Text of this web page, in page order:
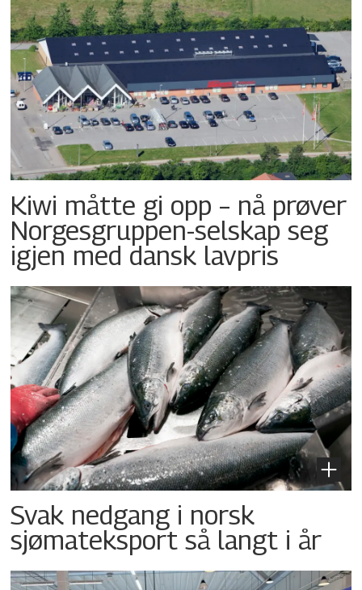
Kiwi måtte gi opp – nå prøver
Norgesgruppen-selskap seg
igjen med dansk lavpris
Svak nedgang i norsk
sjømateksport så langt i år